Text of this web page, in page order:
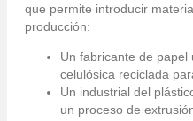
que permite introducir
producción:
Un fabricante de papel
celulósica reciclada
Un industrial del
un proceso de